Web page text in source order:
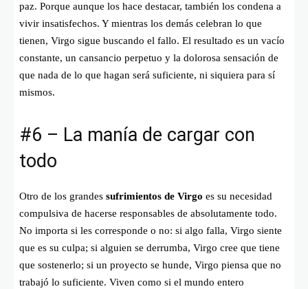
paz. Porque aunque los hace destacar, también los condena a
vivir insatisfechos. Y mientras los demás celebran lo que
tienen, Virgo sigue buscando el fallo. El resultado es un vacío
constante, un cansancio perpetuo y la dolorosa sensación de
que nada de lo que hagan será suficiente, ni siquiera para sí
mismos.
#6 – La manía de cargar con
todo
Otro de los grandes sufrimientos de Virgo es su necesidad
compulsiva de hacerse responsables de absolutamente todo.
No importa si les corresponde o no: si algo falla, Virgo siente
que es su culpa; si alguien se derrumba, Virgo cree que tiene
que sostenerlo; si un proyecto se hunde, Virgo piensa que no
trabajó lo suficiente. Viven como si el mundo entero